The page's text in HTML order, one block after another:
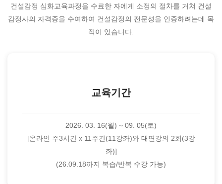
건설감정 심화교육과정을 수료한 자에게 소정의 절차를 거쳐 건설
감정사의 자격증을 수여하여 건설감정의 전문성을 인증하려는데 목
적이 있습니다.
교육기간
2026. 03. 16(월) ~ 09. 05(토)
[온라인 주3시간 x 11주간(11강좌)와 대면강의 2회(3강
좌)]
(26.09.18까지 복습/반복 수강 가능)